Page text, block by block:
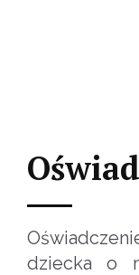
dziecka o